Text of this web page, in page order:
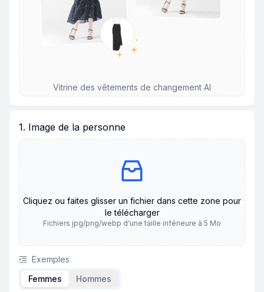
Vitrine des vêtements de changement AI
1. Image de la personne
Cliquez ou faites glisser un fichier dans cette zone pour
le télécharger
Fichiers jpg/png/webp d'une taille inférieure à 5 Mo
Exemples
Femmes
Hommes